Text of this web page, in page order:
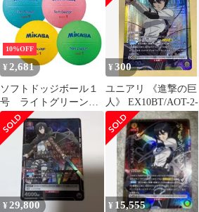
10%OFF
¥ 2,681
ソフトドッジボール１
号 ライトグリーン
STD-1SR-LG【ミカ
サ】
¥300
ユニアリ 《進撃の巨
人》 EX10BT/AOT-2-
008 ミカサ・アッカー
マン (SR) 黄 ユニオン
アリーナ
¥29,800 ¥ 15,555